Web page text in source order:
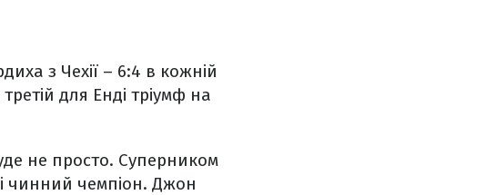
з Чехії – 6:4 в кожній
для Енді тріумф на
не просто. Суперником
чинний чемпіон. Джон